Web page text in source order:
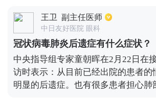
王卫 副主任医师
中日友好医院 眼科
冠状病毒肺炎后遗症有什么症状？
中央指导组专家童朝晖在2月22日在
访时表示：从目前已经出院的患者的
明显的后遗症。也有很多患者担心肺